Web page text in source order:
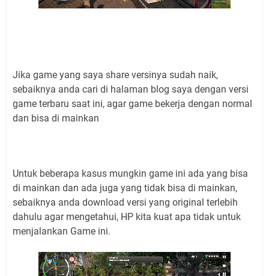
Jika game yang saya share versinya sudah naik,
sebaiknya anda cari di halaman blog saya dengan versi
game terbaru saat ini, agar game bekerja dengan normal
dan bisa di mainkan
Untuk beberapa kasus mungkin game ini ada yang bisa
di mainkan dan ada juga yang tidak bisa di mainkan,
sebaiknya anda download versi yang original terlebih
dahulu agar mengetahui, HP kita kuat apa tidak untuk
menjalankan Game ini.